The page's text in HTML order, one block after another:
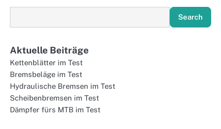
Search
Aktuelle Beiträge
Kettenblätter im Test
Bremsbeläge im Test
Hydraulische Bremsen im Test
Scheibenbremsen im Test
Dämpfer fürs MTB im Test